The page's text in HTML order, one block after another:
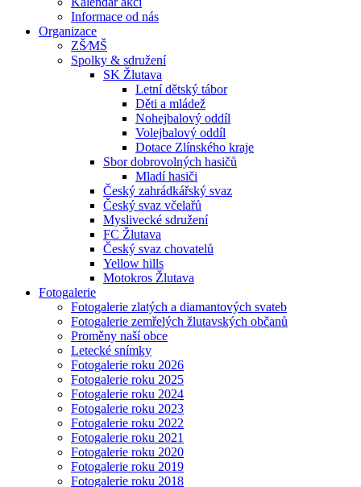
Informace od nás
Organizace
ZŠ⁄MŠ
Spolky & sdružení
SK Žlutava
Letní dětský tábor
Děti a mládež
Nohejbalový oddíl
Volejbalový oddíl
Dotace Zlínského kraje
Sbor dobrovolných hasičů
Mladí hasiči
Český zahrádkářský svaz
Český svaz včelařů
Myslivecké sdružení
FC Žlutava
Český svaz chovatelů
Yellow hills
Motokros Žlutava
Fotogalerie
Fotogalerie zlatých a diamantových svateb
Fotogalerie zemřelých žlutavských občanů
Proměny naší obce
Letecké snímky
Fotogalerie roku 2026
Fotogalerie roku 2025
Fotogalerie roku 2024
Fotogalerie roku 2023
Fotogalerie roku 2022
Fotogalerie roku 2021
Fotogalerie roku 2020
Fotogalerie roku 2019
Fotogalerie roku 2018